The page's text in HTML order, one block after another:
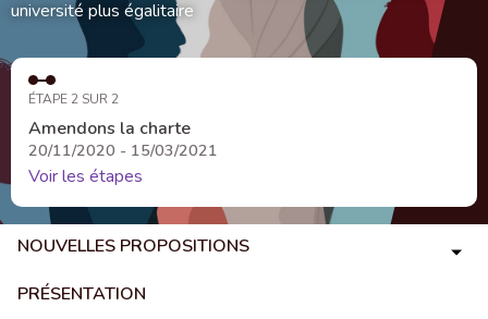
université plus égalitaire
ÉTAPE 2 SUR 2
Amendons la charte
20/11/2020 - 15/03/2021
Voir les étapes
NOUVELLES PROPOSITIONS
PRÉSENTATION